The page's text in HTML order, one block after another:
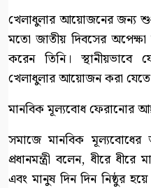
খেলাধুলার আয়োজনের জন্য শুধু
মতো জাতীয় দিবসের
করেন তিনি।
খেলাধুলার আয়োজন করা যেতে
মানবিক মূল্যবোধ ফেরানোর
সমাজে মানবিক মূল্যবোধের
প্রধানমন্ত্রী বলেন, ধীরে
এবং মানুষ দিন দিন নিষ্ঠুর